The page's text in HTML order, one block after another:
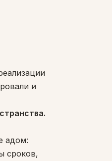
и
адом:
сроков,